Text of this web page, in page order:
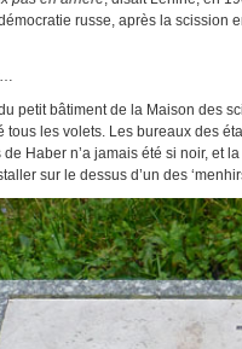
russe, après la scission
petit bâtiment de la Maison des
tous les volets. Les bureaux des
Haber n’a jamais été si noir, et
sur le dessus d’un des